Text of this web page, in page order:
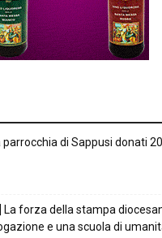
parrocchia di Sappusi donati
La forza della stampa
e una scuola di